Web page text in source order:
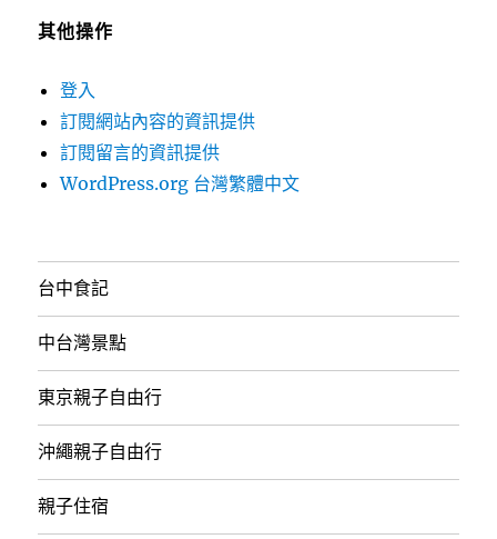
其他操作
登入
訂閱網站內容的資訊提供
訂閱留言的資訊提供
WordPress.org 台灣繁體中文
台中食記
中台灣景點
東京親子自由行
沖繩親子自由行
親子住宿